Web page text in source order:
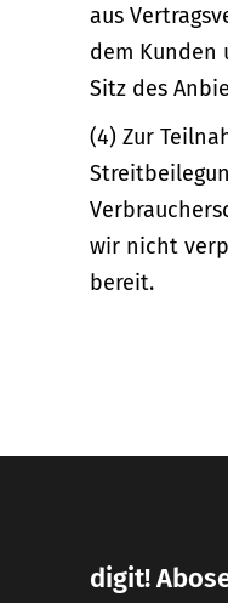
aus
dem Kunden
Sitz des
(4) Zur
wir nicht
bereit.
digit!